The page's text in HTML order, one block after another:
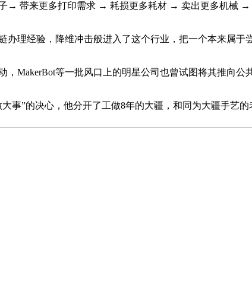
带来更多打印需求 → 耗损更多耗材 → 卖出更多机械 →
经验，降维冲击般进入了这个行业，把一个本来属于
等一批风口上的明星公司也曾试图将其推向公共
”的决心，他分开了工做8年的大疆，和同为大疆手艺的